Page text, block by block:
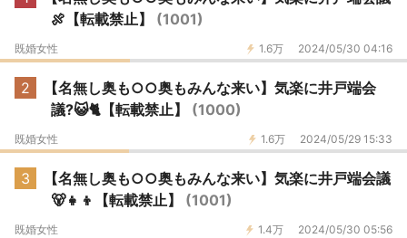
🍖【転載禁止】 (1001)
1.6万 2024/05/30 04:16
既婚女性
2
【名無し奥も○○奥もみんな来い】気楽に井戸端会
議?😺🐈【転載禁止】 (1000)
1.6万 2024/05/29 15:33
既婚女性
3
【名無し奥も○○奥もみんな来い】気楽に井戸端会議
🐻👧👦【転載禁止】 (1001)
1.4万 2024/05/30 05:56
既婚女性